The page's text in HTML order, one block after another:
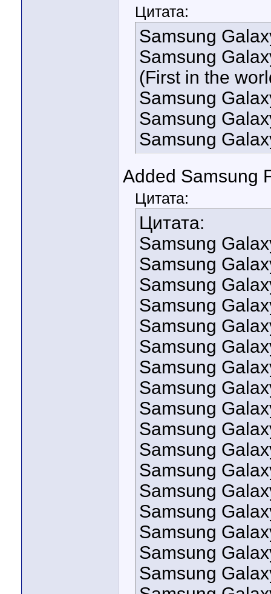
Цитата:
Samsung
Samsung
(First in the
Samsung
Samsung
Samsung
Added Samsung
Цитата:
Цитата:
Samsung
Samsung
Samsung
Samsung
Samsung
Samsung
Samsung
Samsung
Samsung
Samsung
Samsung
Samsung
Samsung
Samsung
Samsung
Samsung
Samsung